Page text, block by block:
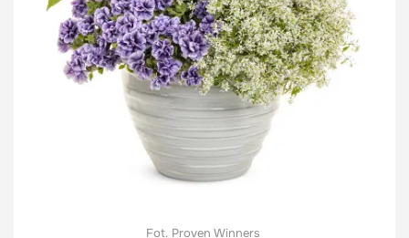
Fot. Proven Winners